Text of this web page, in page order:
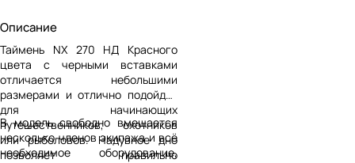
Описание
Таймень NX 270 НД Красного
цвета с черными вставками
отличается небольшими
размерами и отлично подойдёт
для начинающих
путешественников, охотников
или рыболовов. Надувное дно
позволяет правильно
В модель свободно вмещается
несколько членов экипажа и всё
необходимое оборудование,